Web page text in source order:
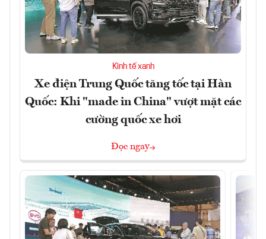
Kinh tế xanh
Xe điện Trung Quốc tăng tốc tại Hàn
Quốc: Khi "made in China" vượt mặt các
cường quốc xe hơi
Đọc ngay